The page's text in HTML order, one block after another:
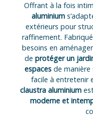
Offrant à la fois
aluminium
extérieurs pour
raffinement.
besoins en
de protéger un
espaces de manière
facile à entretenir
claustra aluminiumest
moderne et